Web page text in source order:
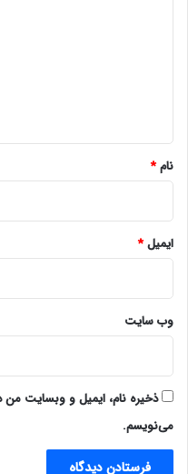
نام*
ایمیل*
وب‌ سایت
ذخیره نام، ایمیل و وبسایت من
می‌نویسم.